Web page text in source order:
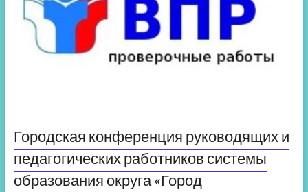
Городская конференция руководящих и
педагогических работников системы
образования округа «Город